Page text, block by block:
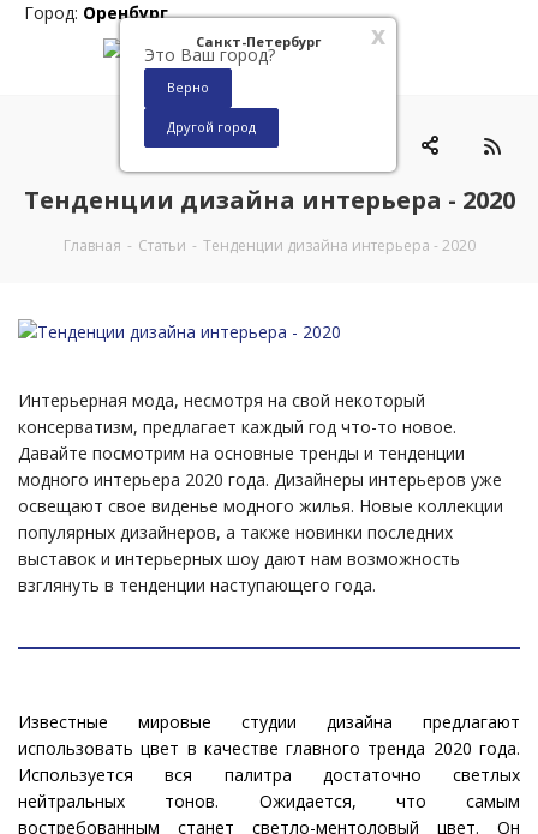
x
Санкт-Петербург
Это Ваш город?
Верно
Другой город
Город: Оренбург
0
Тенденции дизайна интерьера - 2020
Главная - Статьи - Тенденции дизайна интерьера - 2020
Интерьерная мода, несмотря на свой некоторый
консерватизм, предлагает каждый год что-то новое.
Давайте посмотрим на основные тренды и тенденции
модного интерьера 2020 года. Дизайнеры интерьеров уже
освещают свое виденье модного жилья. Новые коллекции
популярных дизайнеров, а также новинки последних
выставок и интерьерных шоу дают нам возможность
взглянуть в тенденции наступающего года.
Известные мировые студии дизайна предлагают
использовать цвет в качестве главного тренда 2020 года.
Используется вся палитра достаточно светлых
нейтральных тонов. Ожидается, что самым
востребованным станет светло-ментоловый цвет. Он